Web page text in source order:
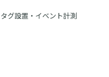
タグ設置・イベント計測